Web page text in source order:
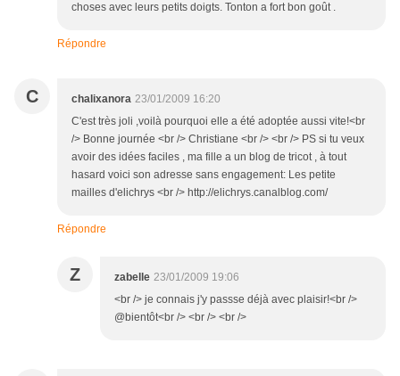
choses avec leurs petits doigts. Tonton a fort bon goût .
Répondre
C chalixanora 23/01/2009 16:20
C'est très joli ,voilà pourquoi elle a été adoptée aussi vite!<br
/> Bonne journée <br /> Christiane <br /> <br /> PS si tu veux
avoir des idées faciles , ma fille a un blog de tricot , à tout
hasard voici son adresse sans engagement: Les petite
mailles d'elichrys <br /> http://elichrys.canalblog.com/
Répondre
Z zabelle 23/01/2009 19:06
<br /> je connais j'y passse déjà avec plaisir!<br />
@bientôt<br /> <br /> <br />